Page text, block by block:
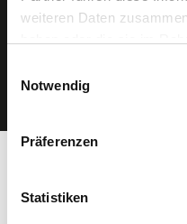
weiteren Daten
Notwendig
Präferenzen
Statistiken